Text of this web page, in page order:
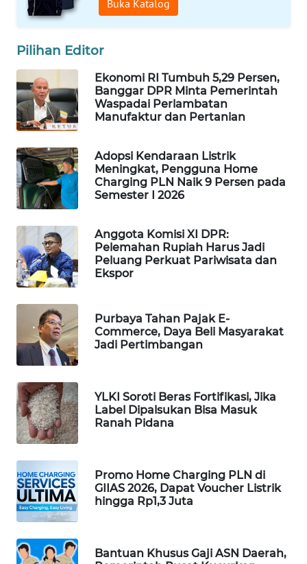
Buka Katalog
Pilihan Editor
Ekonomi RI Tumbuh 5,29 Persen,
Banggar DPR Minta Pemerintah
Waspadai Perlambatan
Manufaktur dan Pertanian
Adopsi Kendaraan Listrik
Meningkat, Pengguna Home
Charging PLN Naik 9 Persen pada
Semester I 2026
Anggota Komisi XI DPR:
Pelemahan Rupiah Harus Jadi
Peluang Perkuat Pariwisata dan
Ekspor
Purbaya Tahan Pajak E-
Commerce, Daya Beli Masyarakat
Jadi Pertimbangan
YLKI Soroti Beras Fortifikasi, Jika
Label Dipalsukan Bisa Masuk
Ranah Pidana
Promo Home Charging PLN di
GIIAS 2026, Dapat Voucher Listrik
hingga Rp1,3 Juta
Bantuan Khusus Gaji ASN Daerah,
WAHANA
WAHANA
TV
WAHANANEWS
WAHANANEWS
CO ID
WAHANANEWS
NET
WAHANA
SPORT
WAHANA
UMKM
SELEB
WAHANA
PERSONA
WAHANA
OTOMOTIF
HEALTH